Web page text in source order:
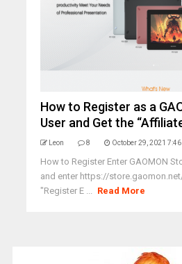
How to Register as a
User and Get the
Leon 8 October 29, 2021
How to Register Enter GAOMON
and enter https://
"Register E ... Read More